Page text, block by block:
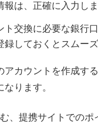
報は、正確に入力しま
ト交換に必要な銀行
録しておくとスムーズ
アカウントを作成す
ります。
、提携サイトでのポ